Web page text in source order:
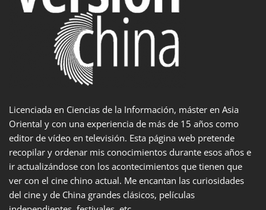
Licenciada en Ciencias de la Información, máster en Asia
Oriental y con una experiencia de más de 15 años como
editor de vídeo en televisión. Esta página web pretende
recopilar y ordenar mis conocimientos durante esos años e
ir actualizándose con los acontecimientos que tienen que
ver con el cine chino actual. Me encantan las curiosidades
del cine y de China grandes clásicos, películas